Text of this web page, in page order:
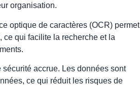
organisation.
optique de caractères (OCR) permet
ce qui facilite la recherche et la
accrue. Les données sont
ce qui réduit les risques de